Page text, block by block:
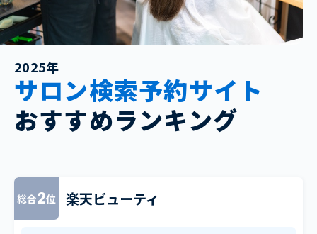
2025年
サロン検索予約サイト
おすすめランキング
総合2位 楽天ビューティ